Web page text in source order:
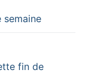
fin de